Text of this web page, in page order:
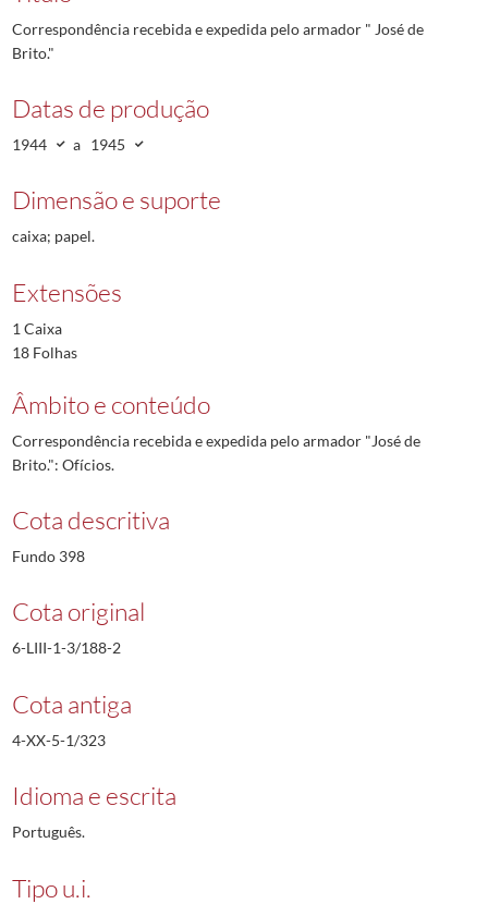
Correspondência recebida e expedida pelo armador " José de
Brito."
Datas de produção
1944 a 1945
Dimensão e suporte
caixa; papel.
Extensões
1 Caixa
18 Folhas
Âmbito e conteúdo
Correspondência recebida e expedida pelo armador "José de
Brito.": Ofícios.
Cota descritiva
Fundo 398
Cota original
6-LIII-1-3/188-2
Cota antiga
4-XX-5-1/323
Idioma e escrita
Português.
Tipo u.i.